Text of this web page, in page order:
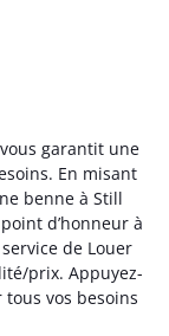
garantit une
En misant
benne à Still
d’honneur à
de Louer
prix. Appuyez-
vos besoins